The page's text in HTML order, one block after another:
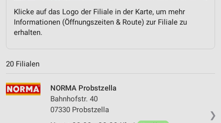
Klicke auf das Logo der Filiale in der Karte, um mehr
Informationen (Öffnungszeiten & Route) zur Filiale zu
erhalten.
20 Filialen
❯
NORMA Probstzella
Bahnhofstr. 40
07330 Probstzella